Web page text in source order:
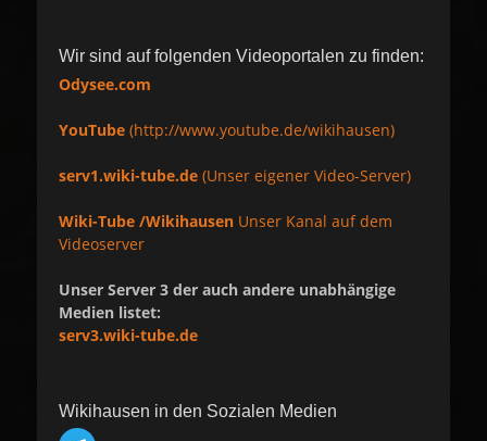
Wir sind auf folgenden Videoportalen zu finden:
Odysee.com
YouTube (http://www.youtube.de/wikihausen)
serv1.wiki-tube.de (Unser eigener Video-Server)
Wiki-Tube /Wikihausen Unser Kanal auf dem
Videoserver
Unser Server 3 der auch andere unabhängige
Medien listet:
serv3.wiki-tube.de
Wikihausen in den Sozialen Medien